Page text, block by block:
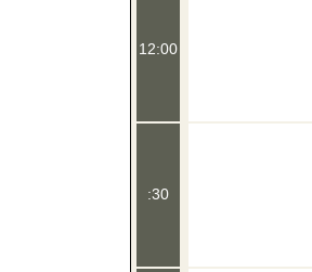
12:00
:30